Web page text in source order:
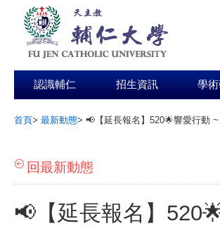
認識輔仁 招生資訊 學
首頁> 最新動態> 📢【延長報名】520🌟響愛行動
回最新動態
📢【延長報名】